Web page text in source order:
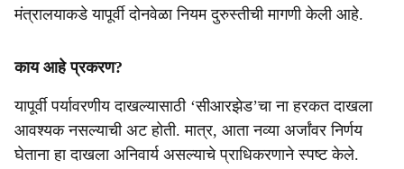
मंत्रालयाकडे यापूर्वी दोनवेळा नियम दुरुस्तीची मागणी केली आहे.
काय आहे प्रकरण?
यापूर्वी पर्यावरणीय दाखल्यासाठी ‘सीआरझेड’चा ना हरकत दाखला
आवश्यक नसल्याची अट होती. मात्र, आता नव्या अर्जांवर निर्णय
घेताना हा दाखला अनिवार्य असल्याचे प्राधिकरणाने स्पष्ट केले.